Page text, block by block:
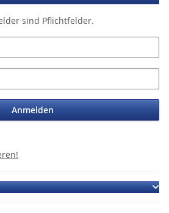
sind Pflichtfelder.
Anmelden